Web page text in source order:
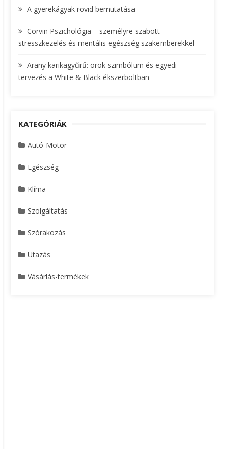
A gyerekágyak rövid bemutatása
Corvin Pszichológia – személyre szabott
stresszkezelés és mentális egészség szakemberekkel
Arany karikagyűrű: örök szimbólum és egyedi
tervezés a White & Black ékszerboltban
KATEGÓRIÁK
Autó-Motor
Egészség
Klíma
Szolgáltatás
Szórakozás
Utazás
Vásárlás-termékek